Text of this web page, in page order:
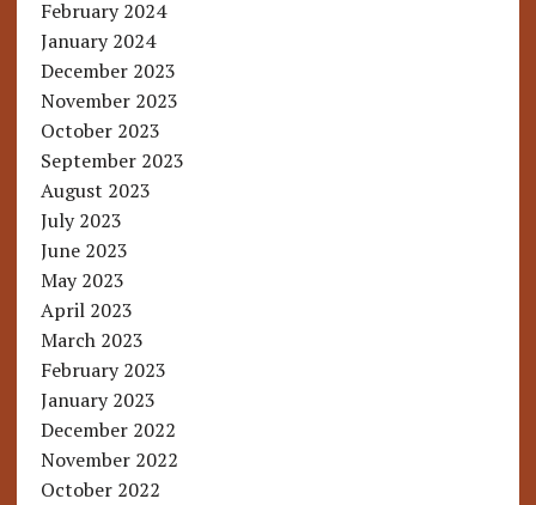
February 2024
January 2024
December 2023
November 2023
October 2023
September 2023
August 2023
July 2023
June 2023
May 2023
April 2023
March 2023
February 2023
January 2023
December 2022
November 2022
October 2022